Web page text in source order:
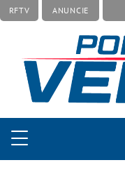
RFTV ANUNCIE